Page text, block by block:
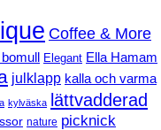
Coffee & More
Elegant Ella Hamam
julklapp kalla och varma
kylväska lättvadderad
nature picknick